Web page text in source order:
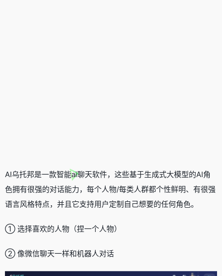
AI乌托邦是一款智能ai聊天软件，这些基于生成式大模型的AI角
色拥有很强的对话能力，每个人物/每类人群都个性鲜明、有很强
语言风格特点，并且它支持用户定制自己想要的任何角色。
① 选择喜欢的人物（捏一个人物）
② 像微信聊天一样和机器人对话